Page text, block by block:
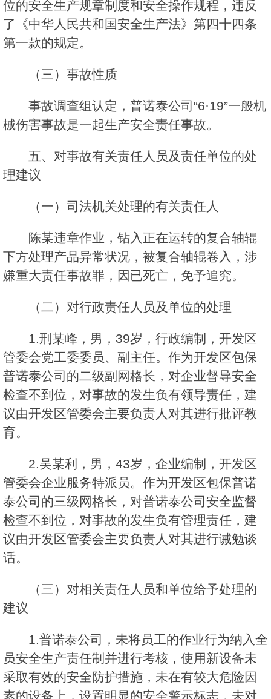
位的安全生产规章制度和安全操作规程，违反
了《中华人民共和国安全生产法》第四十四条
第一款的规定。
（三）事故性质
事故调查组认定，普诺泰公司“6·19”一般机
械伤害事故是一起生产安全责任事故。
五、对事故有关责任人员及责任单位的处
理建议
（一）司法机关处理的有关责任人
陈某违章作业，钻入正在运转的复合轴辊
下方处理产品异常状况，被复合轴辊卷入，涉
嫌重大责任事故罪，因已死亡，免予追究。
（二）对行政责任人员及单位的处理
1.刑某峰，男，39岁，行政编制，开发区
管委会党工委委员、副主任。作为开发区包保
普诺泰公司的二级副网格长，对企业督导安全
检查不到位，对事故的发生负有领导责任，建
议由开发区管委会主要负责人对其进行批评教
育。
2.吴某利，男，43岁，企业编制，开发区
管委会企业服务特派员。作为开发区包保普诺
泰公司的三级网格长，对普诺泰公司安全监督
检查不到位，对事故的发生负有管理责任，建
议由开发区管委会主要负责人对其进行诫勉谈
话。
（三）对相关责任人员和单位给予处理的
建议
1.普诺泰公司，未将员工的作业行为纳入全
员安全生产责任制并进行考核，使用新设备未
采取有效的安全防护措施，未在有较大危险因
素的设备上，设置明显的安全警示标志，未对